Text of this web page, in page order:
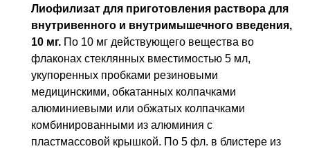
Лиофилизат для приготовления раствора для
внутривенного и внутримышечного введения,
10 мг. По 10 мг действующего вещества во
флаконах стеклянных вместимостью 5 мл,
укупоренных пробками резиновыми
медицинскими, обкатанных колпачками
алюминиевыми или обжатых колпачками
комбинированными из алюминия с
пластмассовой крышкой. По 5 фл. в блистере из